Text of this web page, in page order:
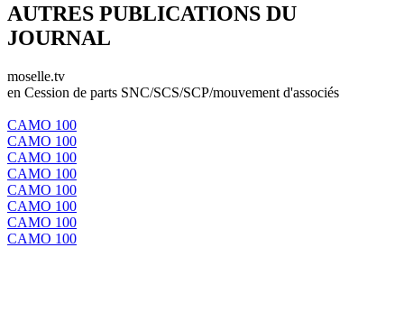
AUTRES PUBLICATIONS DU
JOURNAL
moselle.tv
en Cession de parts SNC/SCS/SCP/mouvement d'associés
CAMO 100
CAMO 100
CAMO 100
CAMO 100
CAMO 100
CAMO 100
CAMO 100
CAMO 100